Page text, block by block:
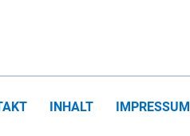
INHALT IMPRESSUM